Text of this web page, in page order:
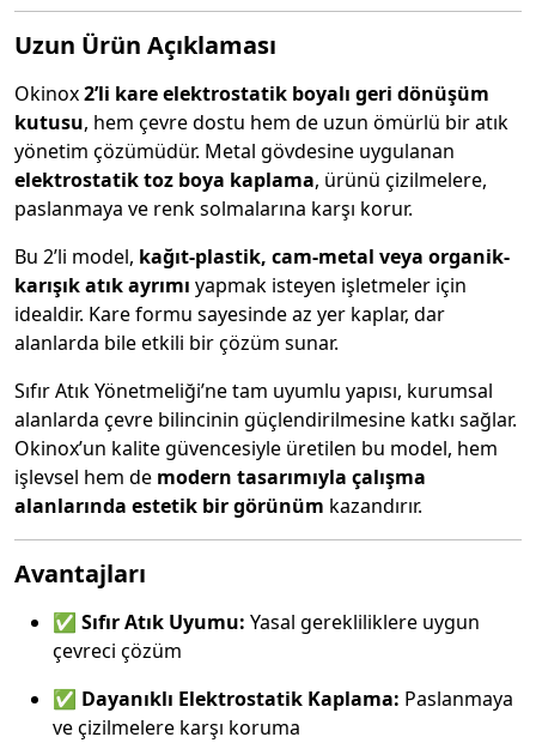
Uzun Ürün Açıklaması
Okinox2’li kare elektrostatik boyalı geri dönüşüm
kutusu, hem çevre dostu hem de uzun ömürlü bir atık
yönetim çözümüdür. Metal gövdesine uygulanan
elektrostatik toz boya kaplama, ürünü çizilmelere,
paslanmaya ve renk solmalarına karşı korur.
Bu 2’li model, kağıt-plastik, cam-metal veya organik-
karışık atık ayrımı yapmak isteyen işletmeler için
idealdir. Kare formu sayesinde az yer kaplar, dar
alanlarda bile etkili bir çözüm sunar.
Sıfır Atık Yönetmeliği’ne tam uyumlu yapısı, kurumsal
alanlarda çevre bilincinin güçlendirilmesine katkı sağlar.
Okinox’un kalite güvencesiyle üretilen bu model, hem
işlevsel hem de modern tasarımıyla çalışma
alanlarında estetik bir görünüm kazandırır.
Avantajları
✅ Sıfır Atık Uyumu: Yasal gerekliliklere uygun
çevreci çözüm
✅ Dayanıklı Elektrostatik Kaplama: Paslanmaya
ve çizilmelere karşı koruma